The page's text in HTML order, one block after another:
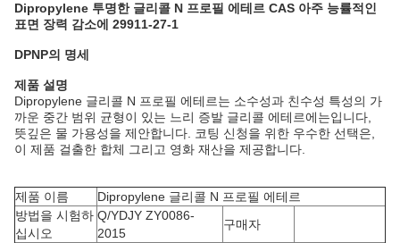
Dipropylene 투명한 글리콜 N 프로필 에테르 CAS 아주 능률적인
표면 장력 감소에 29911-27-1
DPNP의 명세
제품 설명
Dipropylene 글리콜 N 프로필 에테르는 소수성과 친수성 특성의 가
까운 중간 범위 균형이 있는 느리 증발 글리콜 에테르에는입니다,
뜻깊은 물 가용성을 제안합니다. 코팅 신청을 위한 우수한 선택은,
이 제품 걸출한 합체 그리고 영화 재산을 제공합니다.
제품 이름
Dipropylene 글리콜 N 프로필 에테르
방법을 시험하
십시오
Q/YDJY ZY0086-
2015
구매자